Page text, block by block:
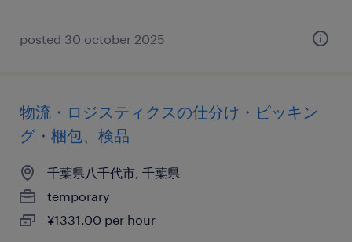
posted 30 october 2025
物流・ロジスティクスの仕分け・ピッキン
グ・梱包、検品
千葉県八千代市, 千葉県
temporary
¥1331.00 per hour